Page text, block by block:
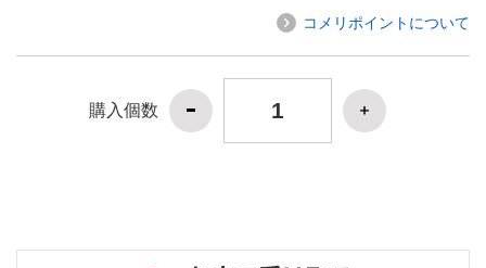
コメリポイントについて
購入個数